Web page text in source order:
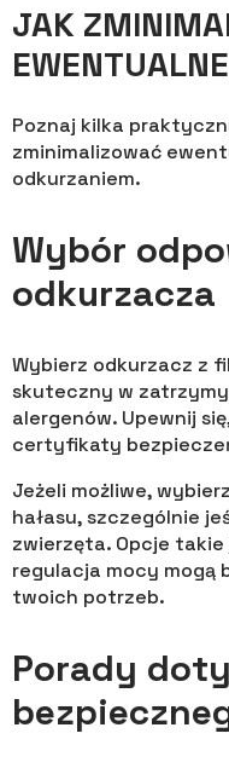
JAK
Poznaj kilka
zminimalizować
odkurzaniem.
Wybór
odkurzacza
Wybierz odkurzacz z
skuteczny w
alergenów. Upewnij
certyfikaty
Jeżeli możliwe,
hałasu, szczególnie
zwierzęta. Opcje
regulacja mocy mogą
twoich potrzeb.
Porady